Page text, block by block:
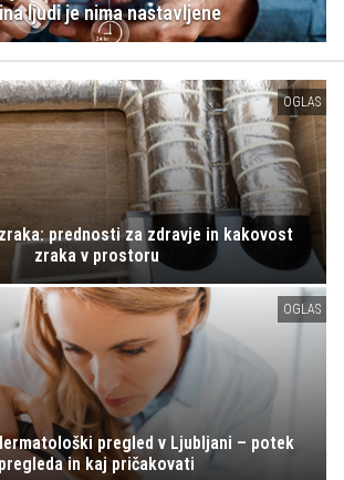
ljudi je nima nastavljene
OGLAS
prednosti za zdravje in kakovost
zraka v prostoru
OGLAS
pregled v Ljubljani – potek
pregleda in kaj pričakovati